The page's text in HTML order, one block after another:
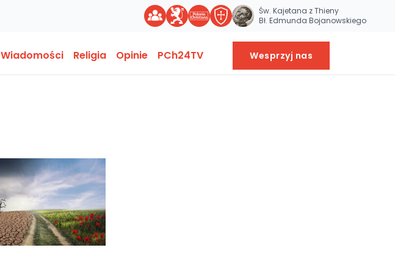
Św. Kajetana z Thieny
Bł. Edmunda Bojanowskiego
Wiadomości Religia Opinie PCh24TV Wesprzyj nas